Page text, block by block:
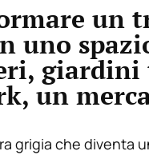
un
uno
giardini
un
grigia che diventa